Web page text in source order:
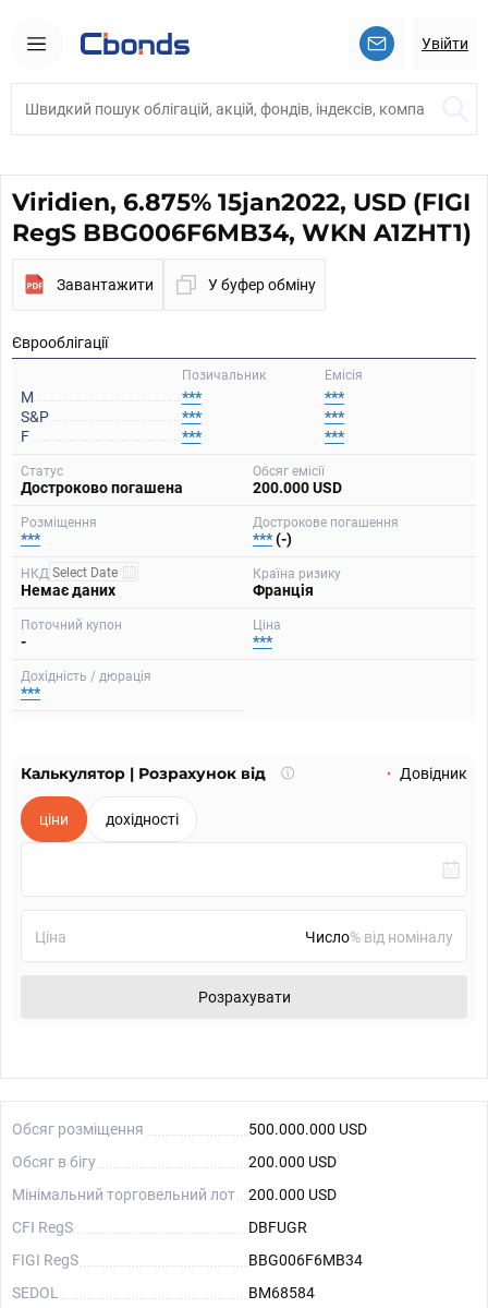
Увійти
Viridien, 6.875% 15jan2022, USD (FIGI
RegS BBG006F6MB34, WKN A1ZHT1)
Завантажити У буфер обміну
Єврооблігації
Емісія
Позичальник
M ***
***
S&P
***
***
F
***
***
Статус
Достроково погашена
Обсяг емісії
200.000 USD
Розміщення
***
Дострокове погашення
***(-)
НКД
Немає даних
Країна ризику
Франція
Поточний купон
-
Ціна
***
Дохідність / дюрація
***
Калькулятор | Розрахунок від
Що
Довідник
ціни дохідності
Ціна % від номіналу
Розрахувати
Обсяг розміщення
500.000.000 USD
Обсяг в бігу
200.000 USD
Мінімальний торговельний лот
200.000 USD
CFI RegS
DBFUGR
FIGI RegS
BBG006F6MB34
SEDOL
BM68584